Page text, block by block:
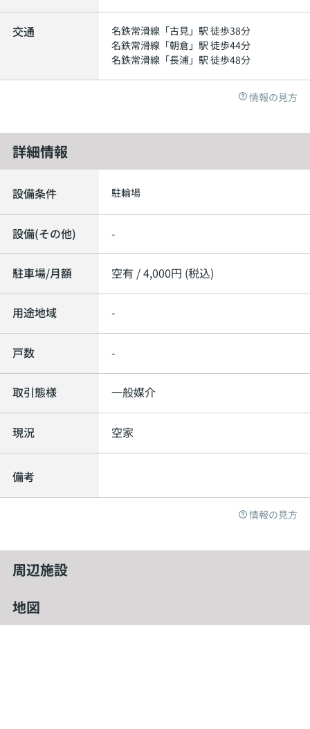
交通 名鉄常滑線 「古見」駅 徒歩38分
名鉄常滑線 「朝倉」駅 徒歩44分
名鉄常滑線 「長浦」駅 徒歩48分
情報の見方
詳細情報
設備条件 駐輪場
設備(その他) -
駐車場/月額 空有 / 4,000円 (税込)
用途地域 -
戸数 -
取引態様 一般媒介
現況 空家
備考
情報の見方
周辺施設
地図